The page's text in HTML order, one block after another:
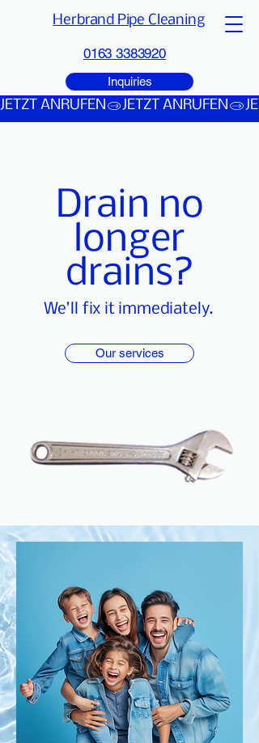
Herbrand Pipe Cleaning
0163 3383920
JETZT ANRUFEN
Inquiries
Drain no
longer
drains?
We'll fix it immediately.
Our services